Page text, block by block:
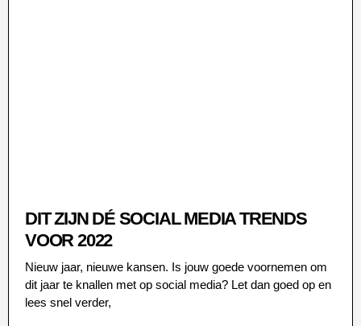
DIT ZIJN DÉ SOCIAL MEDIA TRENDS
VOOR 2022
Nieuw jaar, nieuwe kansen. Is jouw goede voornemen om
dit jaar te knallen met op social media? Let dan goed op en
lees snel verder,